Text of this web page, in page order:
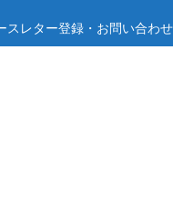
スレター登録・お問い合わせ